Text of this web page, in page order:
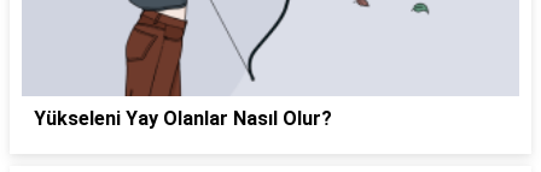
Yükseleni Yay Olanlar Nasıl Olur?